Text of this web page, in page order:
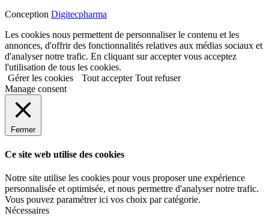
Conception Digitecpharma
Les cookies nous permettent de personnaliser le contenu et les
annonces, d'offrir des fonctionnalités relatives aux médias sociaux et
d'analyser notre trafic. En cliquant sur accepter vous acceptez
l'utilisation de tous les cookies.
Gérer les cookies
Tout accepterTout refuser
Manage consent
Fermer
Ce site web utilise des cookies
Notre site utilise les cookies pour vous proposer une expérience
personnalisée et optimisée, et nous permettre d'analyser notre trafic.
Vous pouvez paramétrer ici vos choix par catégorie.
Nécessaires